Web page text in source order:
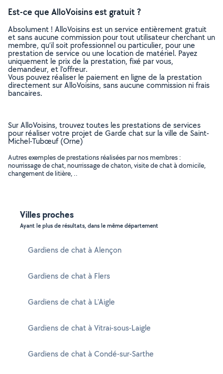
Est-ce que AlloVoisins est gratuit ?
Absolument ! AlloVoisins est un service entièrement gratuit
et sans aucune commission pour tout utilisateur cherchant un
membre, qu’il soit professionnel ou particulier, pour une
prestation de service ou une location de matériel. Payez
uniquement le prix de la prestation, fixé par vous,
demandeur, et l’offreur.
Vous pouvez réaliser le paiement en ligne de la prestation
directement sur AlloVoisins, sans aucune commission ni frais
bancaires.
Sur AlloVoisins, trouvez toutes les prestations de services
pour réaliser votre projet de Garde chat sur la ville de Saint-
Michel-Tubœuf (Orne)
Autres exemples de prestations réalisées par nos membres :
nourrissage de chat, nourrissage de chaton, visite de chat à domicile,
changement de litière, ..
Villes proches
Ayant le plus de résultats, dans le même département
Gardiens de chat à Alençon
Gardiens de chat à Flers
Gardiens de chat à L'Aigle
Gardiens de chat à Vitrai-sous-Laigle
Gardiens de chat à Condé-sur-Sarthe